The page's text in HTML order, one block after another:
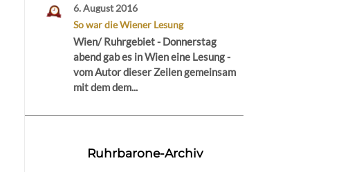
6. August 2016
So war die Wiener Lesung
Wien/ Ruhrgebiet - Donnerstag
abend gab es in Wien eine Lesung -
vom Autor dieser Zeilen gemeinsam
mit dem dem...
Ruhrbarone-Archiv